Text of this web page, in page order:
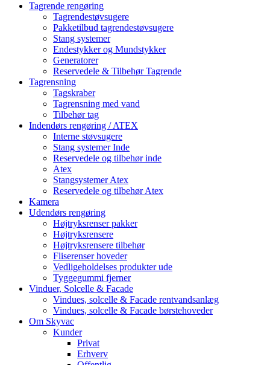
Tagrende rengøring
Tagrendestøvsugere
Pakketilbud tagrendestøvsugere
Stang systemer
Endestykker og Mundstykker
Generatorer
Reservedele & Tilbehør Tagrende
Tagrensning
Tagskraber
Tagrensning med vand
Tilbehør tag
Indendørs rengøring / ATEX
Interne støvsugere
Stang systemer Inde
Reservedele og tilbehør inde
Atex
Stangsystemer Atex
Reservedele og tilbehør Atex
Kamera
Udendørs rengøring
Højtryksrenser pakker
Højtryksrensere
Højtryksrensere tilbehør
Fliserenser hoveder
Vedligeholdelses produkter ude
Tyggegummi fjerner
Vinduer, Solcelle & Facade
Vindues, solcelle & Facade rentvandsanlæg
Vindues, solcelle & Facade børstehoveder
Om Skyvac
Kunder
Privat
Erhverv